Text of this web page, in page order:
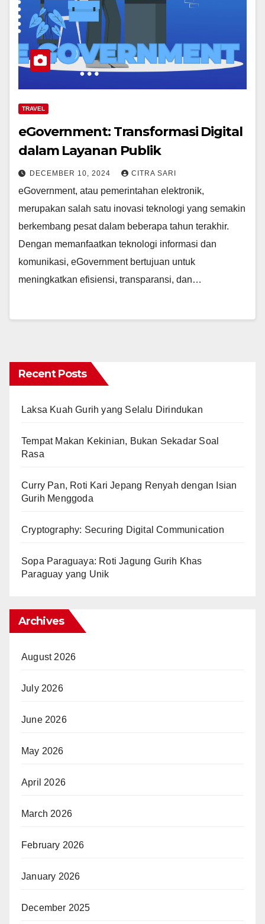
TRAVEL
eGovernment: Transformasi Digital
dalam Layanan Publik
DECEMBER 10, 2024 CITRA SARI
eGovernment, atau pemerintahan elektronik,
merupakan salah satu inovasi teknologi yang semakin
berkembang pesat dalam beberapa tahun terakhir.
Dengan memanfaatkan teknologi informasi dan
komunikasi, eGovernment bertujuan untuk
meningkatkan efisiensi, transparansi, dan…
Recent Posts
Laksa Kuah Gurih yang Selalu Dirindukan
Tempat Makan Kekinian, Bukan Sekadar Soal
Rasa
Curry Pan, Roti Kari Jepang Renyah dengan Isian
Gurih Menggoda
Cryptography: Securing Digital Communication
Sopa Paraguaya: Roti Jagung Gurih Khas
Paraguay yang Unik
Archives
August 2026
July 2026
June 2026
May 2026
April 2026
March 2026
February 2026
January 2026
December 2025